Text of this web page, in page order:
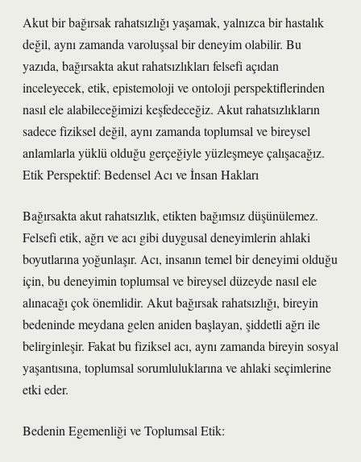
Akut bir bağırsak rahatsızlığı yaşamak, yalnızca bir hastalık
değil, aynı zamanda varoluşsal bir deneyim olabilir. Bu
yazıda, bağırsakta akut rahatsızlıkları felsefi açıdan
inceleyecek, etik, epistemoloji ve ontoloji perspektiflerinden
nasıl ele alabileceğimizi keşfedeceğiz. Akut rahatsızlıkların
sadece fiziksel değil, aynı zamanda toplumsal ve bireysel
anlamlarla yüklü olduğu gerçeğiyle yüzleşmeye çalışacağız.
Etik Perspektif: Bedensel Acı ve İnsan Hakları
Bağırsakta akut rahatsızlık, etikten bağımsız düşünülemez.
Felsefi etik, ağrı ve acı gibi duygusal deneyimlerin ahlaki
boyutlarına yoğunlaşır. Acı, insanın temel bir deneyimi olduğu
için, bu deneyimin toplumsal ve bireysel düzeyde nasıl ele
alınacağı çok önemlidir. Akut bağırsak rahatsızlığı, bireyin
bedeninde meydana gelen aniden başlayan, şiddetli ağrı ile
belirginleşir. Fakat bu fiziksel acı, aynı zamanda bireyin sosyal
yaşantısına, toplumsal sorumluluklarına ve ahlaki seçimlerine
etki eder.
Bedenin Egemenliği ve Toplumsal Etik: